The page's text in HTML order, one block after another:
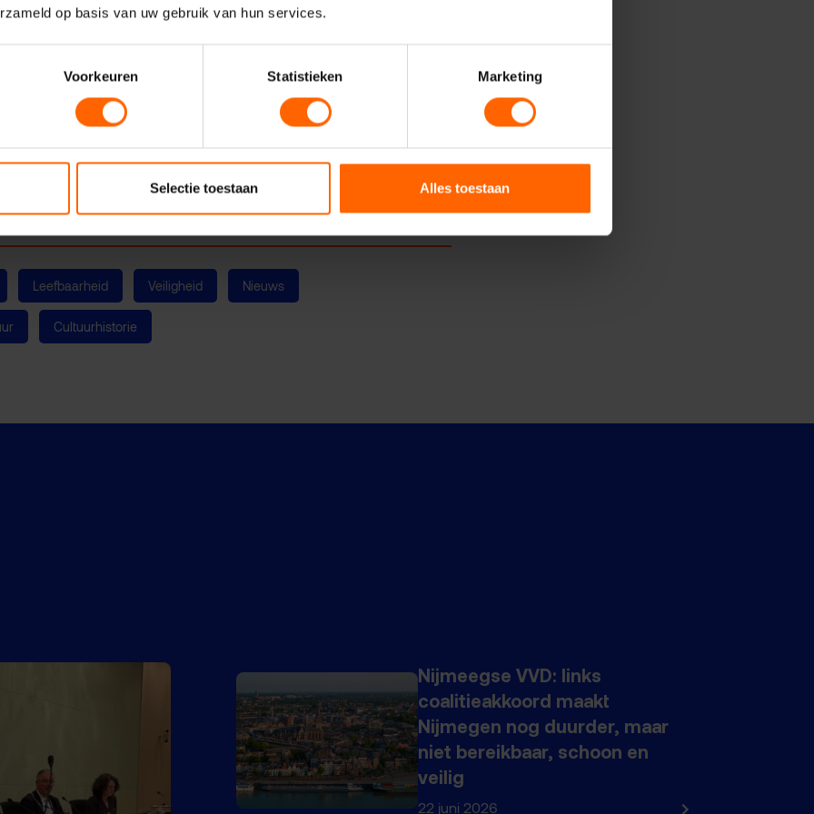
op basis van uw gebruik van hun services.
Voorkeuren Statistieken Marketing
Selectie toestaan Alles toestaan
Joris Ivensplein al in maart,
als onderdeel van een plan om de
de horeca schijnen een nieuw licht op de zaak, daarom zal de VVD
VVD aan het college van Burgemeester en Wethouder gaat stellen.
Leefbaarheid Veiligheid Nieuws
Cultuurhistorie
Nijmeegse VVD: links
coalitieakkoord maakt
Nijmegen nog duurder, maar
niet bereikbaar, schoon en
veilig
22 juni 2026